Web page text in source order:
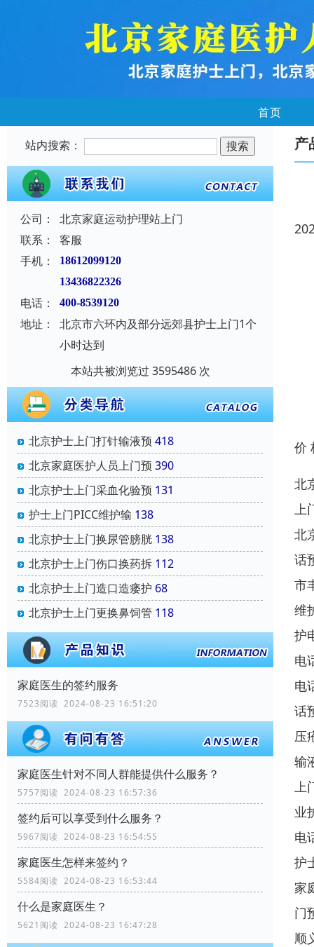
首页
站内搜索：
公司：
北京家庭运动护理站上门
联系：
客服
手机：
18612099120
13436822326
电话： 400-8539120
地址：
北京市六环内及部分远郊县护士上门1个
小时达到
本站共被浏览过 3595486 次
北京护士上门打针输液预 418
北京家庭医护人员上门预 390
北京护士上门采血化验预 131
护士上门PICC维护输 138
北京护士上门换尿管膀胱 138
北京护士上门伤口换药拆 112
北京护士上门造口造瘘护 68
北京护士上门更换鼻饲管 118
家庭医生的签约服务
7523阅读 2024-08-23 16:51:20
家庭医生针对不同人群能提供什么服务？
5757阅读 2024-08-23 16:57:36
签约后可以享受到什么服务？
5967阅读 2024-08-23 16:54:55
家庭医生怎样来签约？
5584阅读 2024-08-23 16:53:44
什么是家庭医生？
5621阅读 2024-08-23 16:47:28
产
价
北
上
北
话
市
维
护
电
电
话
压
输
上
业
电
护
家
门
顺